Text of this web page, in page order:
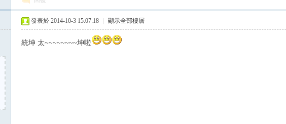
發表於 2014-10-3 15:07:18 顯示全部樓層
統坤 太~~~~~~~~坤啦